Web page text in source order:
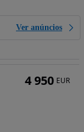
Ver anúncios
4 950 EUR